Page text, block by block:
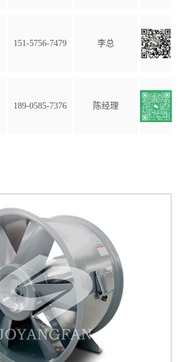
151-5756-7479 李总
189-0585-7376 陈经理